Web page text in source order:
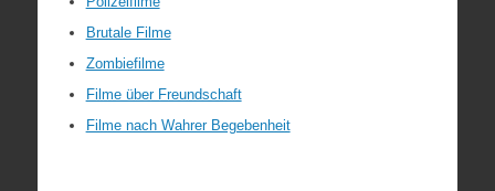
Brutale Filme
Zombiefilme
Filme über Freundschaft
Filme nach Wahrer Begebenheit